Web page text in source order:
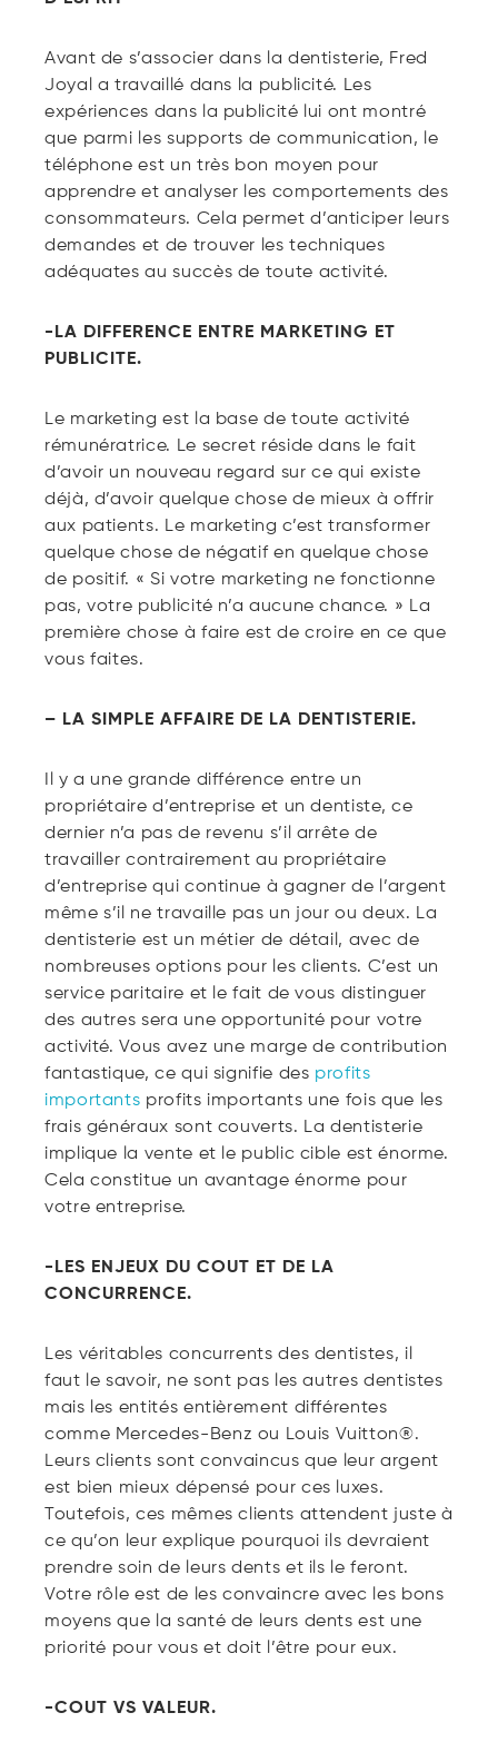
Avant de s’associer dans la dentisterie, Fred
Joyal a travaillé dans la publicité. Les
expériences dans la publicité lui ont montré
que parmi les supports de communication, le
téléphone est un très bon moyen pour
apprendre et analyser les comportements des
consommateurs. Cela permet d’anticiper leurs
demandes et de trouver les techniques
adéquates au succès de toute activité.
-LA DIFFERENCE ENTRE MARKETING ET
PUBLICITE.
Le marketing est la base de toute activité
rémunératrice. Le secret réside dans le fait
d’avoir un nouveau regard sur ce qui existe
déjà, d’avoir quelque chose de mieux à offrir
aux patients. Le marketing c’est transformer
quelque chose de négatif en quelque chose
de positif. « Si votre marketing ne fonctionne
pas, votre publicité n’a aucune chance. » La
première chose à faire est de croire en ce que
vous faites.
– LA SIMPLE AFFAIRE DE LA DENTISTERIE.
Il y a une grande différence entre un
propriétaire d’entreprise et un dentiste, ce
dernier n’a pas de revenu s’il arrête de
travailler contrairement au propriétaire
d’entreprise qui continue à gagner de l’argent
même s’il ne travaille pas un jour ou deux. La
dentisterie est un métier de détail, avec de
nombreuses options pour les clients. C’est un
service paritaire et le fait de vous distinguer
des autres sera une opportunité pour votre
activité. Vous avez une marge de contribution
fantastique, ce qui signifie des profits
importants profits importants une fois que les
frais généraux sont couverts. La dentisterie
implique la vente et le public cible est énorme.
Cela constitue un avantage énorme pour
votre entreprise.
-LES ENJEUX DU COUT ET DE LA
CONCURRENCE.
Les véritables concurrents des dentistes, il
faut le savoir, ne sont pas les autres dentistes
mais les entités entièrement différentes
comme Mercedes-Benz ou Louis Vuitton®.
Leurs clients sont convaincus que leur argent
est bien mieux dépensé pour ces luxes.
Toutefois, ces mêmes clients attendent juste à
ce qu’on leur explique pourquoi ils devraient
prendre soin de leurs dents et ils le feront.
Votre rôle est de les convaincre avec les bons
moyens que la santé de leurs dents est une
priorité pour vous et doit l’être pour eux.
-COUT VS VALEUR.